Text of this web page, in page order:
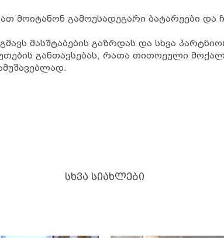
მოიტანონ გამოუსადეგარი ბატარეები და
მასშტაბების გაზრდას და სხვა
განთავსებას, რათა თითოეული
ᲡᲮᲕᲐ ᲡᲘᲐᲮᲚᲔᲑᲘ